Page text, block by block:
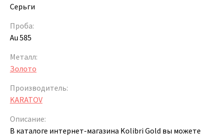
Серьги
Проба:
Au 585
Металл:
Золото
Производитель:
KARATOV
Описание:
В каталоге интернет-магазина Kolibri Gold вы можете